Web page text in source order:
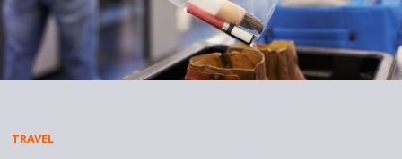
TRAVEL